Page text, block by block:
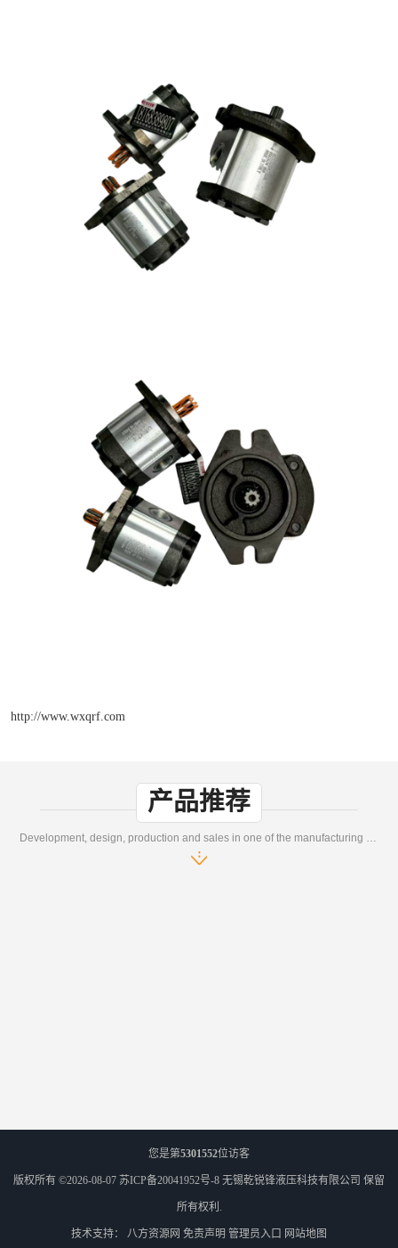
http://www.wxqrf.com
产品推荐
您是第5301552位访客
版权所有 ©2026-08-07 苏ICP备20041952号-8 无锡乾锐锋液压科技有限公司 保留
所有权利.
技术支持： 八方资源网 免责声明 管理员入口 网站地图